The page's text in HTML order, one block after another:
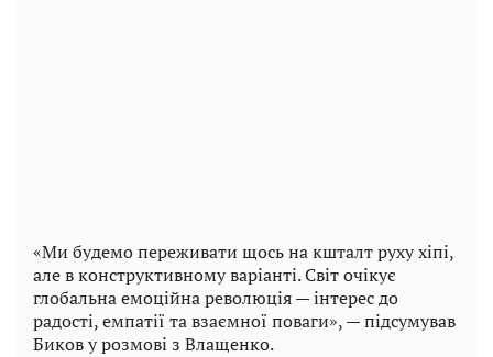
«Ми будемо переживати щось на кшталт руху хіпі,
але в конструктивному варіанті. Світ очікує
глобальна емоційна революція — інтерес до
радості, емпатії та взаємної поваги», — підсумував
Биков у розмові з Влащенко.